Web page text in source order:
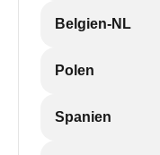
Belgien-NL
Polen
Spanien